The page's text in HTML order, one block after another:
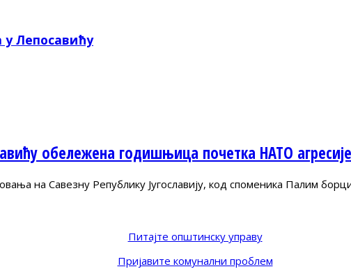
Лепосавићу
обележена годишњица почетка НАТО агресије
на Савезну Републику Југославију, код споменика Палим
Питајте општинску управу
Пријавите комунални проблем